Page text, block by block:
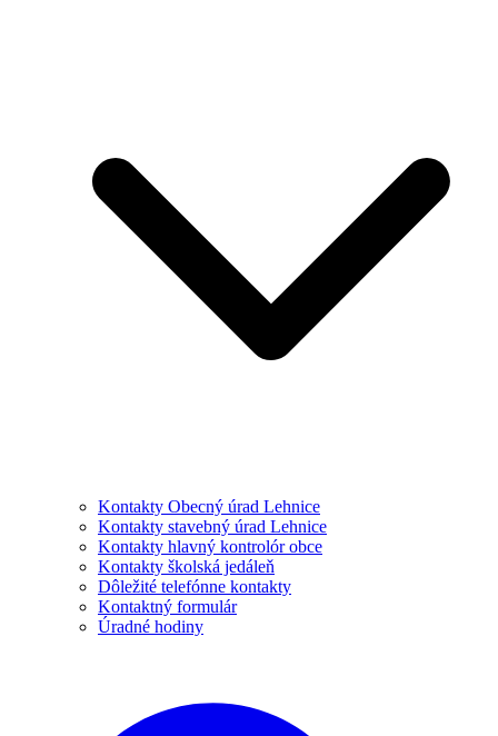
Kontakty Obecný úrad Lehnice
Kontakty stavebný úrad Lehnice
Kontakty hlavný kontrolór obce
Kontakty školská jedáleň
Dôležité telefónne kontakty
Kontaktný formulár
Úradné hodiny